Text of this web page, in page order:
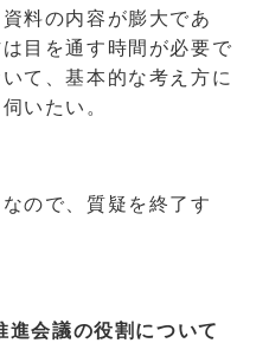
料の内容が膨大であ
目を通す時間が必要で
て、基本的な考え方に
いたい。
ので、質疑を終了す
会議の役割について